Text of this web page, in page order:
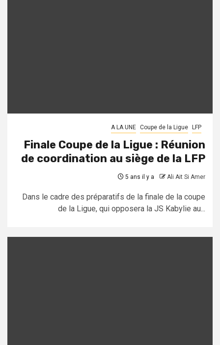
A LA UNE Coupe de la Ligue LFP
Finale Coupe de la Ligue : Réunion
de coordination au siège de la LFP
5 ans il y a Ali Ait Si Amer
Dans le cadre des préparatifs de la finale de la coupe
de la Ligue, qui opposera la JS Kabylie au...